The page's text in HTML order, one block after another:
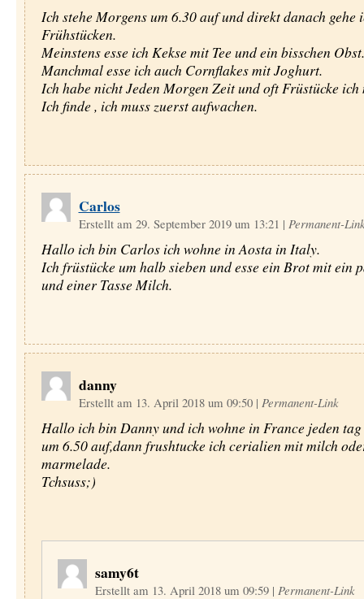
Ich stehe Morgens um 6.30 auf und direkt danach gehe
Frühstücken.
Meinstens esse ich Kekse mit Tee und ein bisschen Obst.
Manchmal esse ich auch Cornflakes mit Joghurt.
Ich habe nicht Jeden Morgen Zeit und oft Früstücke ich
Ich finde , ich muss zuerst aufwachen.
Carlos
Erstellt am 29. September 2019 um 13:21 | Permanent-
Hallo ich bin Carlos ich wohne in Aosta in Italy.
Ich früstücke um halb sieben und esse ein Brot mit ein
und einer Tasse Milch.
danny
Erstellt am 13. April 2018 um 09:50 | Permanent-Link
Hallo ich bin Danny und ich wohne in France jeden tag
um 6.50 auf,dann frushtucke ich cerialien mit milch
marmelade.
Tchsuss;)
samy6t
Erstellt am 13. April 2018 um 09:59 | Permanent-Link